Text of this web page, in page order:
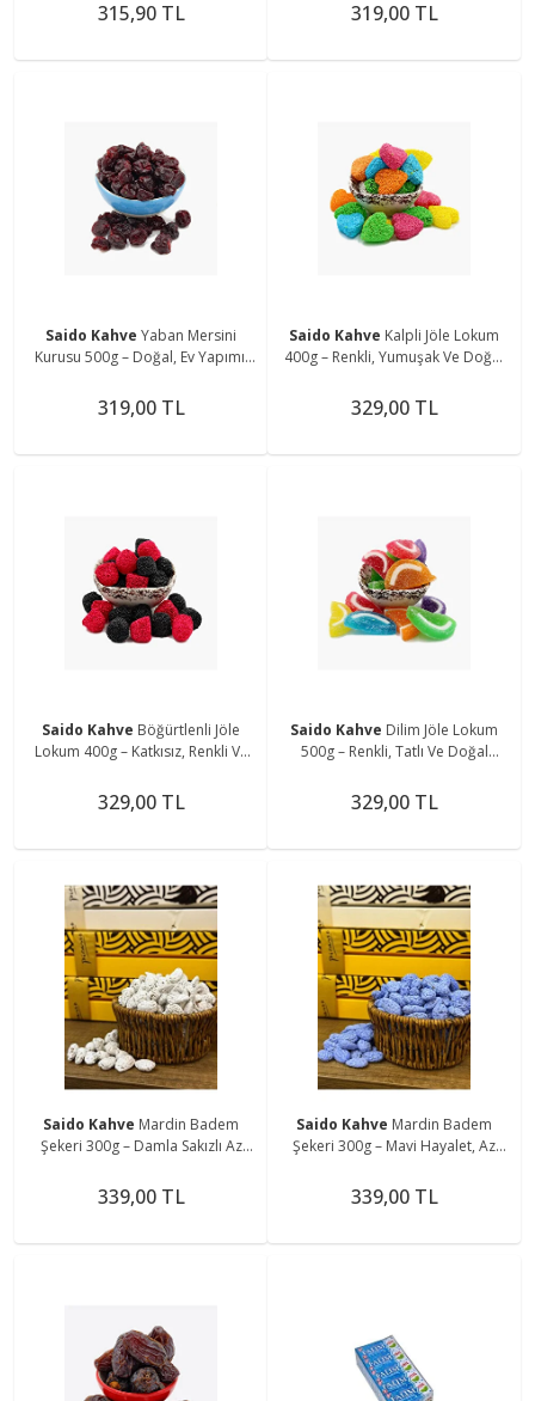
315,90 TL 319,00 TL
Saido Kahve Yaban Mersini
Kurusu 500g – Doğal, Ev Yapımı,
319,00 TL
Saido Kahve Kalpli Jöle Lokum
400g – Renkli, Yumuşak Ve Doğal
329,00 TL
Saido Kahve Böğürtlenli Jöle
Lokum 400g – Katkısız, Renkli Ve
329,00 TL
Saido Kahve Dilim Jöle Lokum
500g – Renkli, Tatlı Ve Doğal
329,00 TL
Saido Kahve Mardin Badem
Şekeri 300g – Damla Sakızlı Az
339,00 TL
Saido Kahve Mardin Badem
Şekeri 300g – Mavi Hayalet, Az
339,00 TL